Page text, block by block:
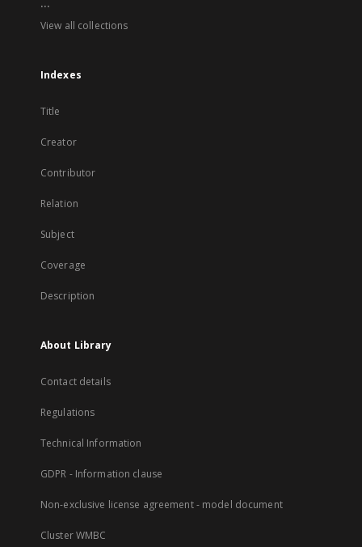
View all collections
Indexes
Title
Creator
Contributor
Relation
Subject
Coverage
Description
About Library
Contact details
Regulations
Technical Information
GDPR - Information clause
Non-exclusive license agreement - model document
Cluster WMBC